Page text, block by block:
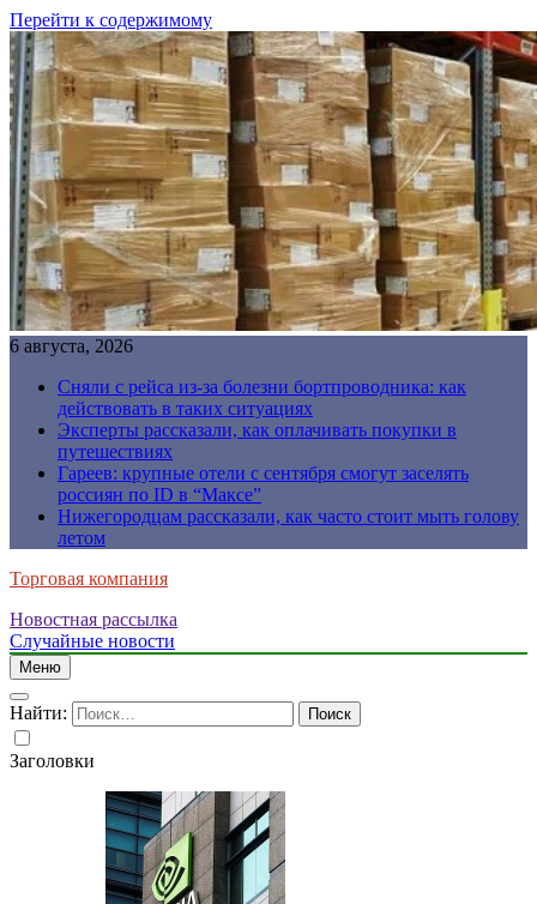
Перейти к содержимому
6 августа, 2026
Сняли с рейса из-за болезни бортпроводника: как
действовать в таких ситуациях
Эксперты рассказали, как оплачивать покупки в
путешествиях
Гареев: крупные отели с сентября смогут заселять
россиян по ID в “Максе”
Нижегородцам рассказали, как часто стоит мыть голову
летом
Торговая компания
Новостная рассылка
Случайные новости
Меню
Найти:
Заголовки